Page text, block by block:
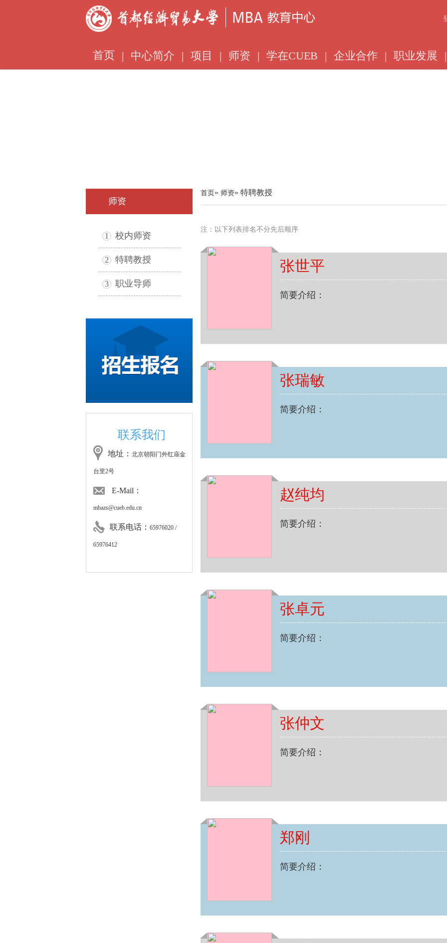
首页 | 中心简介 | 项目 | 师资 | 学在CUEB | 企业合作 | 职业发展 |
师资
1 校内师资
2 特聘教授
3 职业导师
联系我们
地址： 北京朝阳门外红庙金
台里2号
E-Mail：
mbazs@cueb.edu.cn
联系电话： 65976020 /
65976412
首页» 师资» 特聘教授
注：以下列表排名不分先后顺序
张世平
简要介绍：
张瑞敏
简要介绍：
赵纯均
简要介绍：
张卓元
简要介绍：
张仲文
简要介绍：
郑刚
简要介绍：